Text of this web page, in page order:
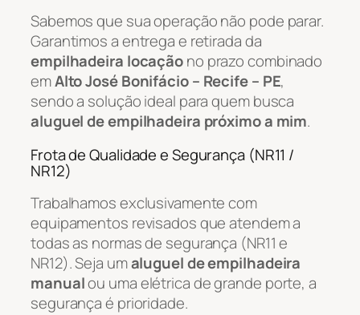
Sabemos que sua operação não pode parar.
Garantimos a entrega e retirada da
empilhadeira locaçãono prazo combinado
emAlto José Bonifácio – Recife – PE,
sendo a solução ideal para quem busca
aluguel de empilhadeira próximo a mim.
Frota de Qualidade e Segurança (NR11 /
NR12)
Trabalhamos exclusivamente com
equipamentos revisados que atendem a
todas as normas de segurança (NR11 e
NR12). Seja umaluguel de empilhadeira
manualou uma elétrica de grande porte, a
segurança é prioridade.